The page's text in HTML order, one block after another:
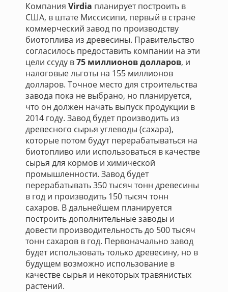
Компания Virdia планирует построить в
США, в штате Миссисипи, первый в стране
коммерческий завод по производству
биотоплива из древесины. Правительство
согласилось предоставить компании на эти
цели ссуду в75 миллионов долларов, и
налоговые льготы на 155 миллионов
долларов. Точное место для строительства
завода пока не выбрано, но планируется,
что он должен начать выпуск продукции в
2014 году. Завод будет производить из
древесного сырья углеводы (сахара),
которые потом будут перерабатываться на
биотопливо или использоваться в качестве
сырья для кормов и химической
промышленности. Завод будет
перерабатывать 350 тысяч тонн древесины
в год и производить 150 тысяч тонн
сахаров. В дальнейшем планируется
построить дополнительные заводы и
довести производительность до 500 тысяч
тонн сахаров в год. Первоначально завод
будет использовать только древесину, но в
будущем возможно использование в
качестве сырья и некоторых травянистых
растений.